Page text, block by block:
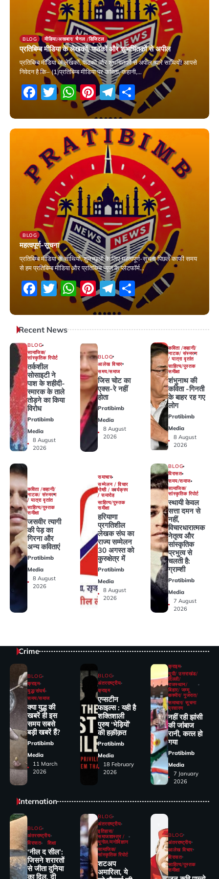
BLOG मीडिया/अखबार/ चैनल /डिजिटल
प्रतिबिम्ब मीडिया के लेखकों, पाठकों और शुभचिंतकों से अपील
प्रतिबिम्ब मीडिया के लेखकों, पाठकों और शुभचिंतकों से अपील प्यारे साथियों! आपसे
निवेदन है कि– (1)प्रतिबिम्ब मीडिया पर कविता, कहानी,…
Facebook
Twitter
WhatsApp
Pinterest
Telegram
Share
4 July 2026
BLOG
महत्वपूर्ण-सूचना
प्रतिबिम्ब मीडिया के साथियों, शुभेच्छुओं के लिए महत्वपूर्ण-सूचना पिछले काफी समय
से हम प्रतिबिम्ब मीडिया और प्रतिबिम्ब न्यूज के प्लेटफॉर्म…
Facebook
Twitter
WhatsApp
Pinterest
Telegram
Share
31 October 2025
Recent News
BLOG
सामाजिक/
सांस्कृतिक रिपोर्ट
तर्कशील
सोसाइटी ने
पाश के शहीदी-
स्मारक के ताले
तोड़ने का किया
विरोध
Pratibimb
Media
8 August
2026
BLOG
आलेख विचार
समय/समाज
जिस चोट का
एक्स-रे नहीं
होता
Pratibimb
Media
8 August
2026
कविता /कहानी/
नाटक/ संस्मरण
/ यात्रा वृतांत
साहित्य/पुस्तक
समीक्षा
शंभुनाथ की
कविता -गिनती
के बाहर रह गए
लोग
Pratibimb
Media
8 August
2026
कविता /कहानी/
नाटक/ संस्मरण
/ यात्रा वृतांत
साहित्य/पुस्तक
समीक्षा
जसवीर त्यागी
की पेड़ का
गिरना और
अन्य कविताएं
Pratibimb
Media
8 August
2026
समाचार
सम्मेलन / विचार
गोष्ठी / कार्यक्रम
/ समारोह
साहित्य/पुस्तक
समीक्षा
हरियाणा
प्रगतिशील
लेखक संघ का
राज्य सम्मेलन
30 अगस्त को
कुरुक्षेत्र में
Pratibimb
Media
8 August
2026
BLOG
विरासत
समय/समाज
सामाजिक/
सांस्कृतिक रिपोर्ट
स्थायी केवल
सत्ता दमन से
नहीं,
विचारधारात्मक
नेतृत्व और
सांस्कृतिक
प्रभुत्व से
चलती है:
ग्राम्शी
Pratibimb
Media
7 August
2026
Crime
BLOG
क्राइम
युद्ध/संघर्ष
समय/समाज
क्या युद्ध की
खबरें ही इस
समय सबसे
बड़ी खबरें हैं?
Pratibimb
Media
11 March
2026
BLOG
अंतरराष्ट्रीय
क्राइम
एप्सटीन
फाइल्स : यही है
शक्तिशाली
पुरुष ‘भेड़ियों’
की हक़ीक़त
Pratibimb
Media
18 February
2026
क्राइम
यूपी/ उत्तराखंड/
दिल्ली/
राजस्थान/
बिहार/ जम्मू
कश्मीर/ गुजरात/
समाचार/ सूचना
प्रसारण
नहीं रही झांसी
की जांंबाज
रानी, कत्‍ल हो
गया
Pratibimb
Media
7 January
2026
Internation
BLOG
अंतरराष्ट्रीय
विरासत
शिक्षा
‘नील द सील’:
जिसने शरारतों
से जीता दुनिया
का दिल, दी
BLOG
अंतरराष्ट्रीय
इतिहास/
समाजशास्त्र /
भूगोल/मनोविज्ञान
सामाजिक/
सांस्कृतिक रिपोर्ट
शटअप
अमारिला, ये
BLOG
अंतरराष्ट्रीय
आलेख विचार
विरासत
साहित्य/पुस्तक
समीक्षा